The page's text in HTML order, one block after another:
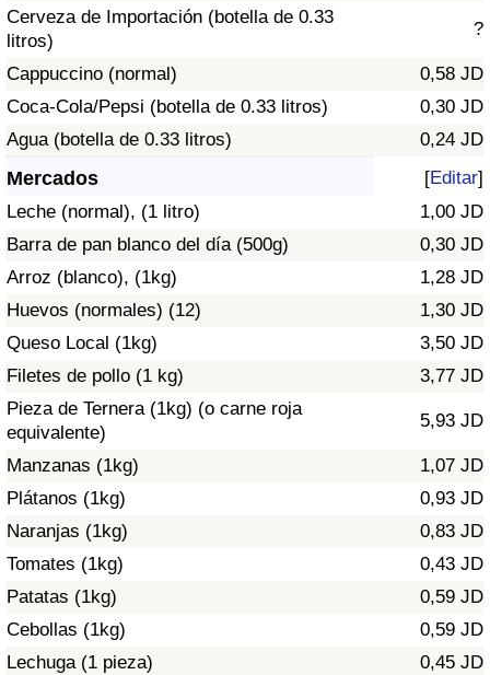
Cerveza de Importación (botella de 0.33
litros)
?
Cappuccino (normal)
0,58 JD
Coca-Cola/Pepsi (botella de 0.33 litros)
0,30 JD
Agua (botella de 0.33 litros)
0,24 JD
Mercados [Editar]
Leche (normal), (1 litro)
1,00 JD
Barra de pan blanco del día (500g)
0,30 JD
Arroz (blanco), (1kg)
1,28 JD
Huevos (normales) (12)
1,30 JD
Queso Local (1kg)
3,50 JD
Filetes de pollo (1 kg)
3,77 JD
Pieza de Ternera (1kg) (o carne roja
equivalente)
5,93 JD
Manzanas (1kg)
1,07 JD
Plátanos (1kg)
0,93 JD
Naranjas (1kg)
0,83 JD
Tomates (1kg)
0,43 JD
Patatas (1kg)
0,59 JD
Cebollas (1kg)
0,59 JD
Lechuga (1 pieza)
0,45 JD
Calificación del Índice de Criminalidad
(Actual)
Índice de Criminalidad
Índice de criminalidad por país
Sanidad
Índice de Sanidad
Índice de Sanidad por País
Contaminación
Índice de Contaminación (Actual)
Índice de contaminación
Índice de Contaminación por País
Tráfico